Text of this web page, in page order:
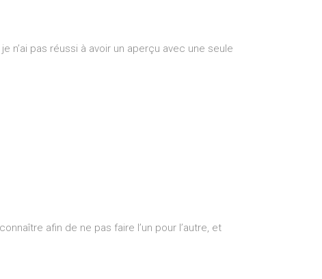
n’ai pas réussi à avoir un aperçu avec une seule
afin de ne pas faire l’un pour l’autre, et